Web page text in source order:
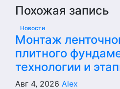
Похожая запись
Новости
Монтаж
плитного
технологии и
Авг 4, 2026 Alex